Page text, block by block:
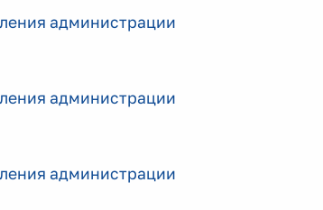
администрации
администрации
администрации